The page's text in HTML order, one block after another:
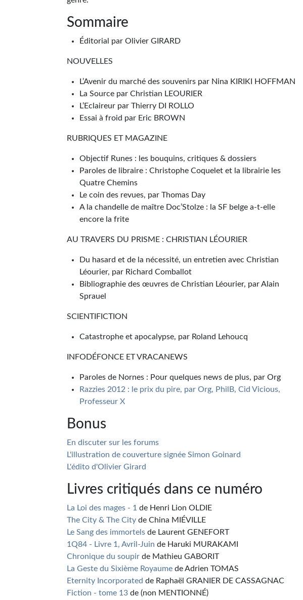
Sommaire
Éditorial par Olivier GIRARD
NOUVELLES
L’Avenir du marché des souvenirs par Nina KIRIKI HOFFMAN
La Source par Christian LEOURIER
L’Eclaireur par Thierry DI ROLLO
Essai à froid par Eric BROWN
RUBRIQUES ET MAGAZINE
Objectif Runes : les bouquins, critiques & dossiers
Paroles de libraire : Christophe Coquelet et la librairie les
Quatre Chemins
Le coin des revues, par Thomas Day
A la chandelle de maître Doc’Stolze : la SF belge a-t-elle
encore la frite
AU TRAVERS DU PRISME : CHRISTIAN LÉOURIER
Du hasard et de la nécessité, un entretien avec Christian
Léourier, par Richard Comballot
Bibliographie des œuvres de Christian Léourier, par Alain
Sprauel
SCIENTIFICTION
Catastrophe et apocalypse, par Roland Lehoucq
INFODÉFONCE ET VRACANEWS
Paroles de Nornes : Pour quelques news de plus, par Org
Razzies 2012 : le prix du pire, par Org, PhilB, Cid Vicious,
Professeur X
Bonus
En discuter sur les forums
L'illustration de couverture signée Simon Goinard
L'édito d'Olivier Girard
Livres critiqués dans ce numéro
La Loi des mages - 1 de Henri Lion OLDIE
The City & The City de China MIÉVILLE
Le Sang des immortels de Laurent GENEFORT
1Q84 - Livre 1, Avril-Juin de Haruki MURAKAMI
Chronique du soupir de Mathieu GABORIT
La Geste du Sixième Royaume de Adrien TOMAS
Eternity Incorporated de Raphaël GRANIER DE CASSAGNAC
Fiction - tome 13 de (non MENTIONNÉ)